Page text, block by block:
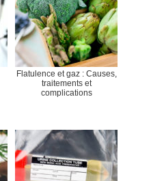
Flatulence et gaz : Causes,
traitements et
complications